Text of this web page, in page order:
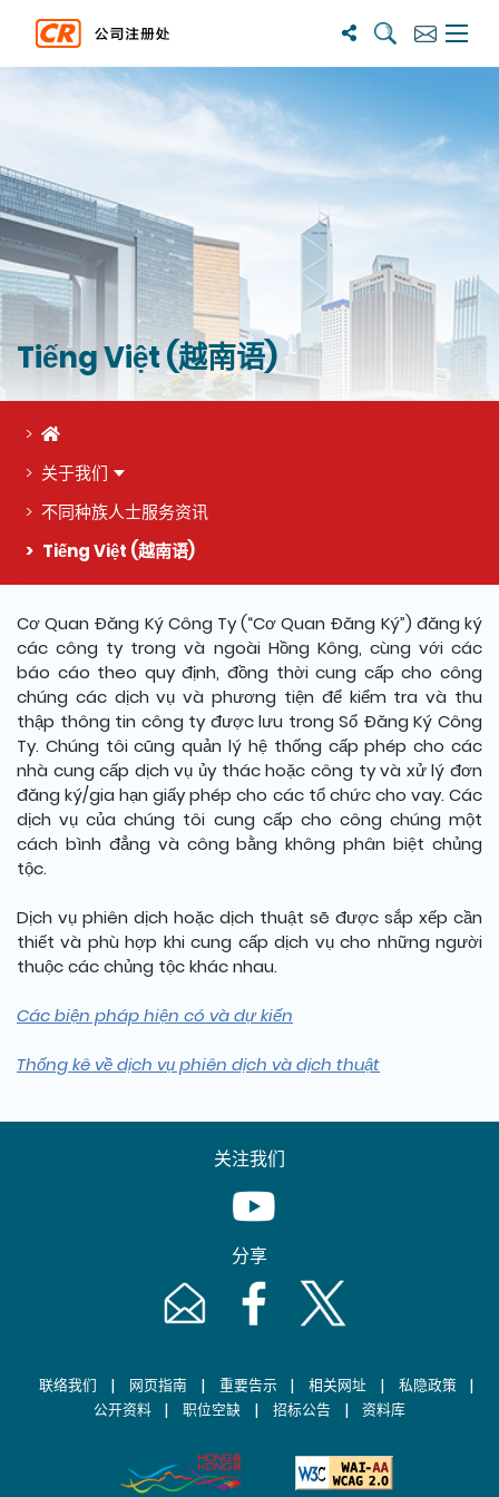
搜尋 訂閱主選
Tiếng Việt (越南语)
首页
关于我们
不同种族人士服务资讯
Tiếng Việt (越南语)
这个页面的主要内容
Cơ Quan Đăng Ký Công Ty (“Cơ Quan Đăng Ký”) đăng ký
các công ty trong và ngoài Hồng Kông, cùng với các
báo cáo theo quy định, đồng thời cung cấp cho công
chúng các dịch vụ và phương tiện để kiểm tra và thu
thập thông tin công ty được lưu trong Sổ Đăng Ký Công
Ty. Chúng tôi cũng quản lý hệ thống cấp phép cho các
nhà cung cấp dịch vụ ủy thác hoặc công ty và xử lý đơn
đăng ký/gia hạn giấy phép cho các tổ chức cho vay. Các
dịch vụ của chúng tôi cung cấp cho công chúng một
cách bình đẳng và công bằng không phân biệt chủng
tộc.
Dịch vụ phiên dịch hoặc dịch thuật sẽ được sắp xếp cần
thiết và phù hợp khi cung cấp dịch vụ cho những người
thuộc các chủng tộc khác nhau.
Các biện pháp hiện có và dự kiến
Thống kê về dịch vụ phiên dịch và dịch thuật
关注我们
Youtube [This link will pop up in
分享
Email [This link will pop up in a new
Facebook [This link will pop up
Twitter [This link will
联络我们 | 网页指南 | 重要告示 | 相关网址 | 私隐政策 |
公开资料 | 职位空缺 | 招标公告 | 资料库